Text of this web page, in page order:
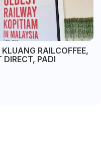
RAILCOFFEE,
PADI